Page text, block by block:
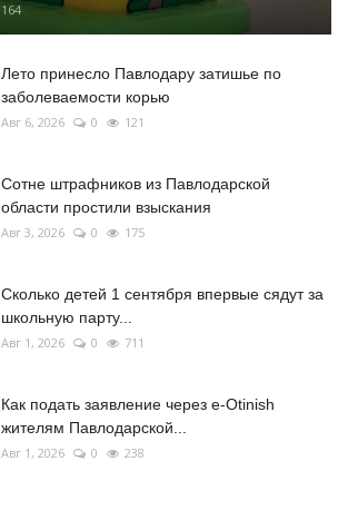
164
Лето принесло Павлодару затишье по
заболеваемости корью
Авг 6, 2026 0 121
Сотне штрафников из Павлодарской
области простили взыскания
Авг 3, 2026 0 175
Сколько детей 1 сентября впервые сядут за
школьную парту...
Авг 1, 2026 0 711
Как подать заявление через e-Otinish
жителям Павлодарской...
Авг 1, 2026 0 238